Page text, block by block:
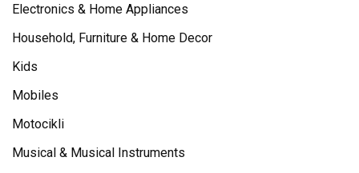
Electronics & Home Appliances
Household, Furniture & Home Decor
Kids
Mobiles
Motocikli
Musical & Musical Instruments